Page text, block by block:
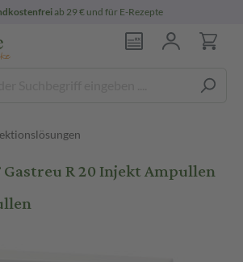
ab 29 € und für E-Rezepte
Gastreu R 20 Injekt Ampullen